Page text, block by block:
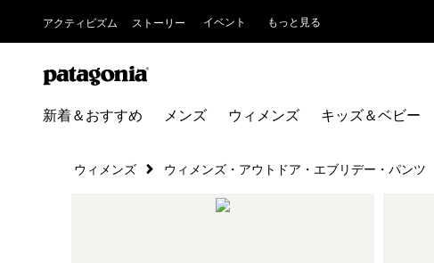
アクティビズム ストーリー イベント もっと見る
新着＆おすすめ メンズ ウィメンズ キッズ＆ベビー
ウィメンズ ウィメンズ・アウトドア・エブリデー・パンツ